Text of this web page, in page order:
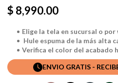
$ 8,990.00
Elige la tela en sucursal o por
Hule espuma de la más alta
Verifica el color del acabado
ENVIO GRATIS -